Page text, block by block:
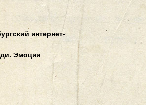
интернет-
Эмоции